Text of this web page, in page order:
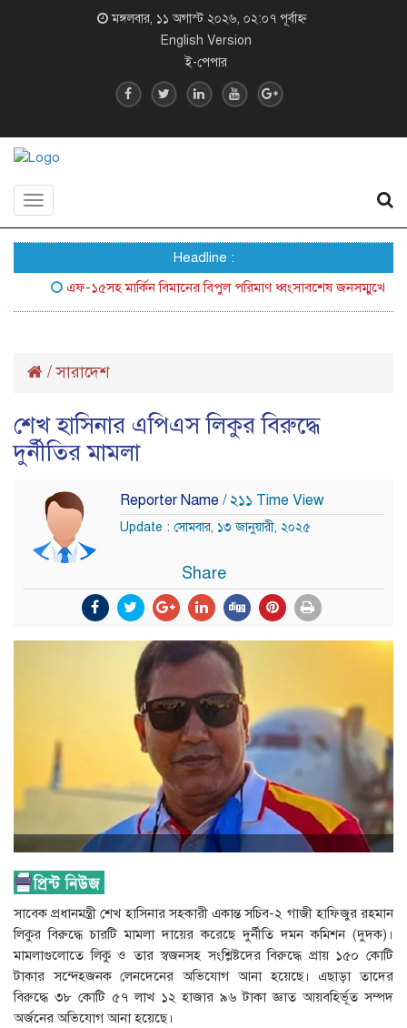
মঙ্গলবার, ১১ অগাস্ট ২০২৬, ০২:০৭ পূর্বাহ্ন
English Version
ই-পেপার
Toggle
Headline :
এফ-১৫সহ মার্কিন বিমানের বিপুল পরিমাণ ধ্বংসাবশেষ জনসম্মুখে আনল
/সারাদেশ
শেখ হাসিনার এপিএস লিকুর বিরুদ্ধে
দুর্নীতির মামলা
Reporter Name / ২১১ Time View
Update : সোমবার, ১৩ জানুয়ারী, ২০২৫
Share
সাবেক প্রধানমন্ত্রী শেখ হাসিনার সহকারী একান্ত সচিব-২ গাজী হাফিজুর রহমান
লিকুর বিরুদ্ধে চারটি মামলা দায়ের করেছে দুর্নীতি দমন কমিশন (দুদক)।
মামলাগুলোতে লিকু ও তার স্বজনসহ সংশ্লিষ্টদের বিরুদ্ধে প্রায় ১৫০ কোটি
টাকার সন্দেহজনক লেনদেনের অভিযোগ আনা হয়েছে। এছাড়া তাদের
বিরুদ্ধে ৩৮ কোটি ৫৭ লাখ ১২ হাজার ৯৬ টাকা জ্ঞাত আয়বহির্ভূত সম্পদ
অর্জনের অভিযোগ আনা হয়েছে।